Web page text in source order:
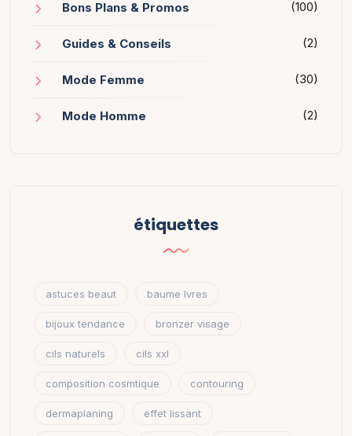
Bons Plans & Promos (100)
Guides & Conseils (2)
Mode Femme (30)
Mode Homme (2)
étiquettes
astuces beaut baume lvres
bijoux tendance bronzer visage
cils naturels cils xxl
composition cosmtique contouring
dermaplaning effet lissant